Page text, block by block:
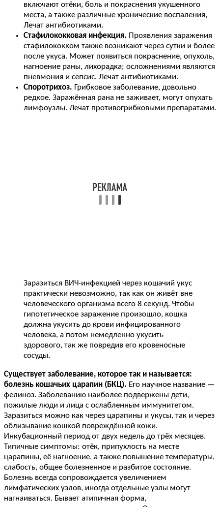
включают отёки, боль и покраснения укушенного
места, а также различные хронические воспаления,
Лечат антибиотиками.
Стафилококковая инфекция. Проявления заражения
стафилококком также возникают через сутки и более
после укуса. Может появиться покраснение, опухоль,
нагноение раны, лихорадка; осложнениями являются
пневмония и сепсис. Лечат антибиотиками.
Споротрихоз. Грибковое заболевание, довольно
редкое. Заражённая рана не заживает, могут опухать
лимфоузлы. Лечат противогрибковыми препаратами.
Заразиться ВИЧ-инфекцией через кошачий укус
практически невозможно, так как он живёт вне
человеческого организма всего 8 секунд. Чтобы
гипотетическое заражение произошло, кошка
должна укусить до крови инфицированного
человека, а потом немедленно укусить
здорового, так же повредив его кровеносные
сосуды.
Существует заболевание, которое так и называется:
болезнь кошачьих царапин (БКЦ). Его научное название —
фелиноз. Заболеванию наиболее подвержены дети,
пожилые люди и лица с ослабленным иммунитетом.
Заразиться можно как через царапины и укусы, так и через
облизывание кошкой повреждённой кожи.
Инкубационный период от двух недель до трёх месяцев.
Типичные симптомы: отёк, припухлость на месте
царапины, её нагноение, а также повышение температуры,
слабость, общее болезненное и разбитое состояние.
Болезнь всегда сопровождается увеличением
лимфатических узлов, иногда отдельные узлы могут
нагнаиваться. Бывает атипичная форма,